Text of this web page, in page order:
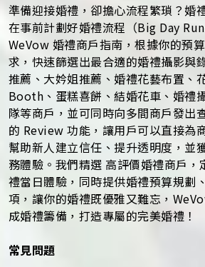
準備迎接婚禮，卻擔心流程繁瑣？婚
在事前計劃好婚禮流程（Big Day
WeVow 婚禮商戶指南，根據你的預
求，快速篩選出最合適的婚禮攝影與
推薦、大妗姐推薦、婚禮花藝布置、
Booth、蛋糕喜餅、結婚花車、婚禮
隊等商戶，並可同時向多間商戶發出
的 Review 功能，讓用戶可以直接為
幫助新人建立信任、提升透明度，並
務體驗。我們精選 高評價婚禮商戶，
禮當日體驗，同時提供婚禮預算規劃
項，讓你的婚禮既優雅又難忘，
成婚禮籌備，打造專屬的完美婚禮！
常見問題